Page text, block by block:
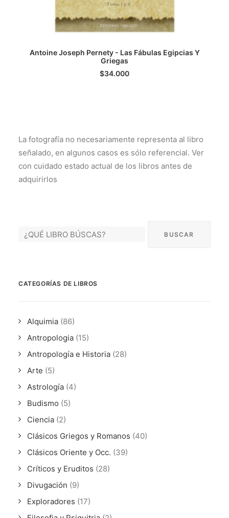
LOGIN / REGISTER
AGREGAR AL CARRITO
Antoine Joseph Pernety - Las Fábulas Egipcias Y
Griegas
$34.000
La fotografía no necesariamente representa al libro
señalado, en algunos casos es sólo referencial. Ver
con cuidado estado actual de los libros antes de
adquirirlos
CATEGORÍAS DE LIBROS
Alquimia (86)
Antropologia (15)
Antropología e Historia (28)
Arte (5)
Astrología (4)
Budismo (5)
Ciencia (2)
Clásicos Griegos y Romanos (40)
Clásicos Oriente y Occ. (39)
Críticos y Eruditos (28)
Divugación (9)
Exploradores (17)